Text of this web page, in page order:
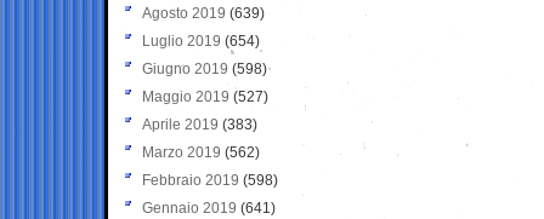
Agosto 2019 (639)
Luglio 2019 (654)
Giugno 2019 (598)
Maggio 2019 (527)
Aprile 2019 (383)
Marzo 2019 (562)
Febbraio 2019 (598)
Gennaio 2019 (641)